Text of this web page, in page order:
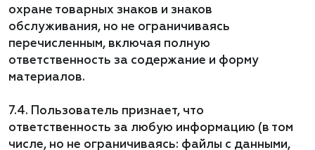
охране товарных знаков и знаков
обслуживания, но не ограничиваясь
перечисленным, включая полную
ответственность за содержание и форму
материалов.
7.4. Пользователь признает, что
ответственность за любую информацию (в том
числе, но не ограничиваясь: файлы с данными,